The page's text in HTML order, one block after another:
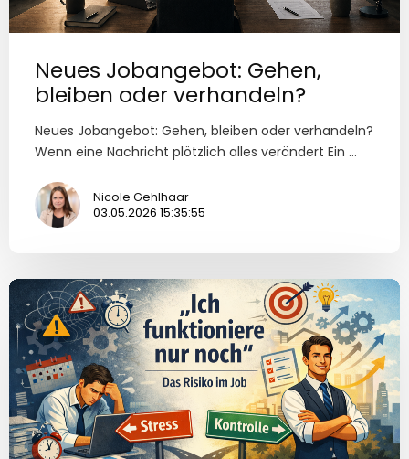
Neues Jobangebot: Gehen,
bleiben oder verhandeln?
Neues Jobangebot: Gehen, bleiben oder verhandeln?
Wenn eine Nachricht plötzlich alles verändert Ein ...
Nicole Gehlhaar
03.05.2026 15:35:55